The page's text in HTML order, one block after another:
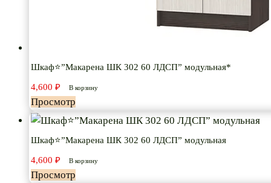
Шкаф⭐”Макарена ШК 302 60 ЛДСП” модульная*
4,600 ₽ В корзину
Просмотр
Шкаф⭐”Макарена ШК 302 60 ЛДСП” модульная
4,600 ₽ В корзину
Просмотр